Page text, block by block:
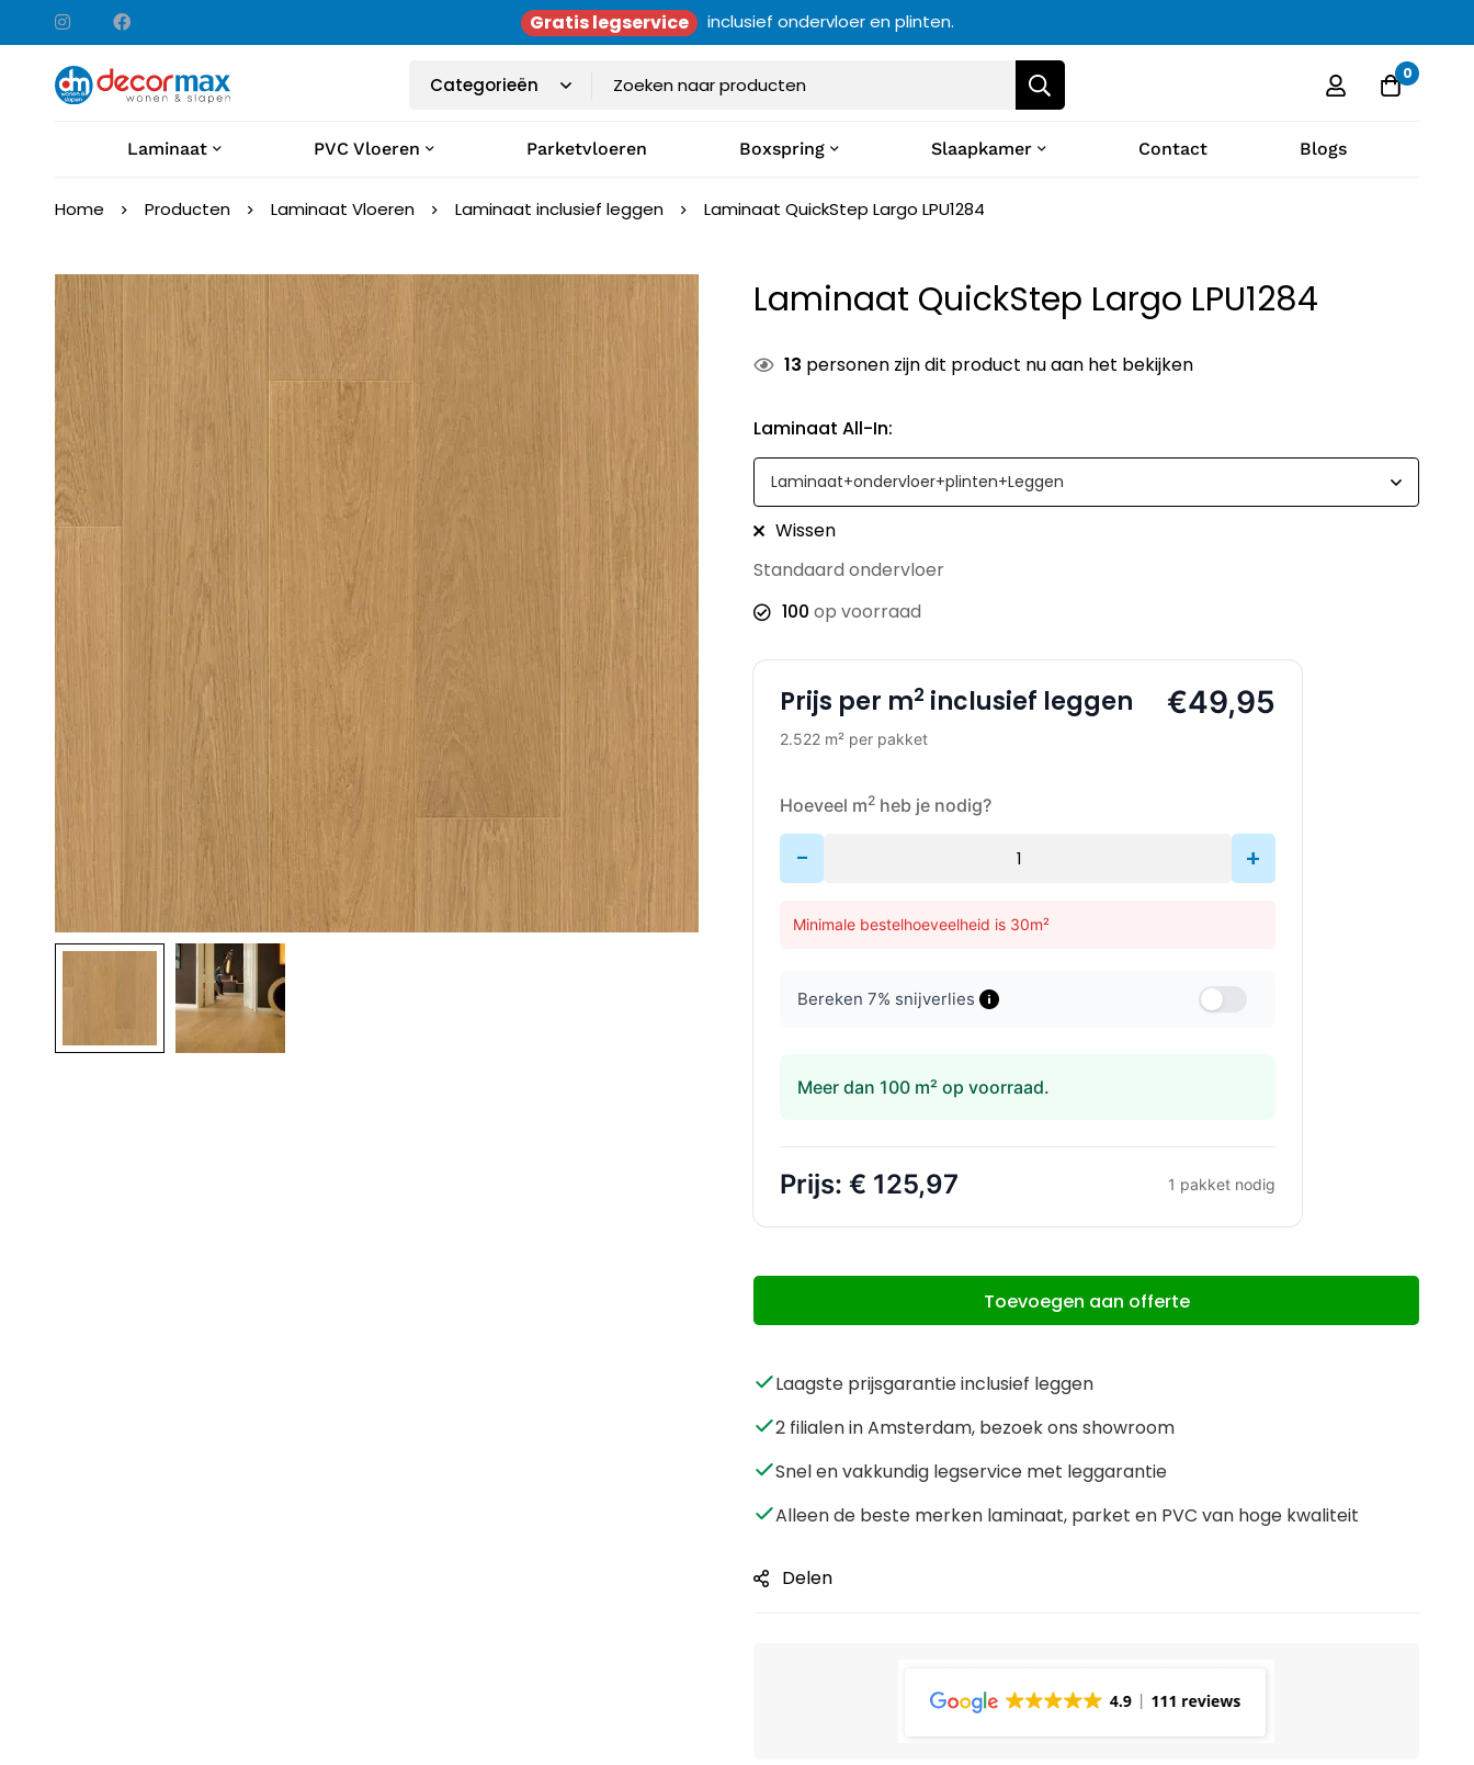
Gratis legservice inclusief ondervloer en plinten.
0
Laminaat PVC Vloeren Parketvloeren Boxspring Slaapkamer Contact Blogs
Home Producten Laminaat Vloeren Laminaat inclusief leggen Laminaat QuickStep Largo LPU1284
Laminaat QuickStep Largo LPU1284
13 personen zijn dit product nu aan het bekijken
Laminaat All-In:
Wissen
Standaard ondervloer
100 op voorraad
Prijs per m2 inclusief leggen
2.522 m² per pakket
€49,95
Hoeveel m2 heb je nodig?
- +
Minimale bestelhoeveelheid is 30m²
Bereken 7% snijverlies
Meer dan 100 m² op voorraad.
Prijs: € 125,97 1 pakket nodig
Toevoegen aan offerte
Laagste prijsgarantie inclusief leggen
2 filialen in Amsterdam, bezoek ons showroom
Snel en vakkundig legservice met leggarantie
Alleen de beste merken laminaat, parket en PVC van hoge kwaliteit
Delen